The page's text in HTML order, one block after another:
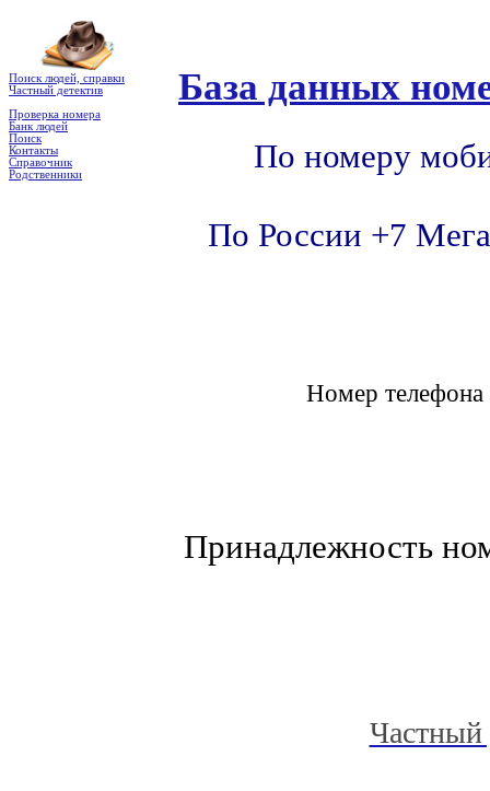
Поиск людей, справки
Частный детектив
Проверка номера
Банк людей
Поиск
Контакты
Справочник
Родственники
База данных
По номеру
По России +7
Номер
Принадлежность
Частный